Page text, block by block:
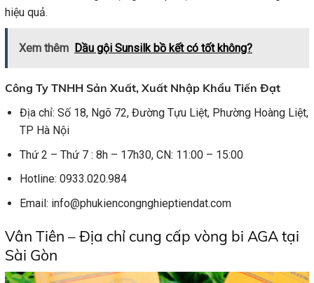
hiệu quả.
Xem thêm Dầu gội Sunsilk bồ kết có tốt không?
Công Ty TNHH Sản Xuất, Xuất Nhập Khẩu Tiến Đạt
Địa chỉ: Số 18, Ngõ 72, Đường Tựu Liệt, Phường Hoàng Liệt,
TP Hà Nội
Thứ 2 – Thứ 7 : 8h – 17h30, CN: 11:00 – 15:00
Hotline: 0933.020.984
Email: info@phukiencongnghieptiendat.com
Vân Tiên – Địa chỉ cung cấp vòng bi AGA tại
Sài Gòn